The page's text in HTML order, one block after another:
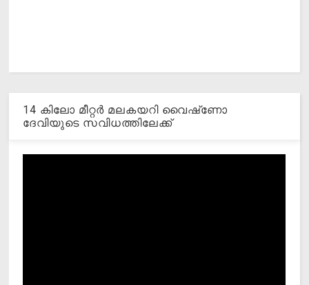
14 കിലോ മീറ്റര്‍ മലകയറി വൈഷ്‌ണോ
ദേവിയുടെ സവിധത്തിലേക്ക്